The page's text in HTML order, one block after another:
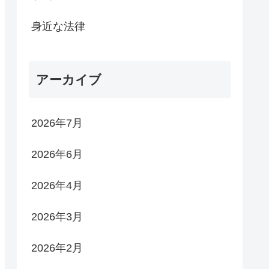
身近な法律
アーカイブ
2026年7月
2026年6月
2026年4月
2026年3月
2026年2月